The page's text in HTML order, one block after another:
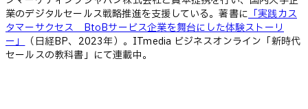
業のデジタルセールス戦略推進を支援している。著書に 「実践カス
タマーサクセス BtoBサービス企業を舞台にした体験ストーリ
ー」
（日経BP、2023年）。ITmedia ビジネスオンライン「新時代
セールスの教科書」にて連載中。